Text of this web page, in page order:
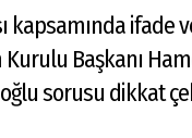
kapsamında ifade
Başkanı
sorusu dikkat